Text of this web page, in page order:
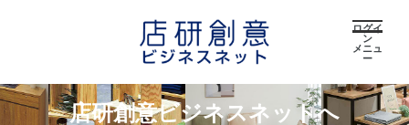
ログイ
ン
メニュ
ー
店研創意ビジネスネットへ